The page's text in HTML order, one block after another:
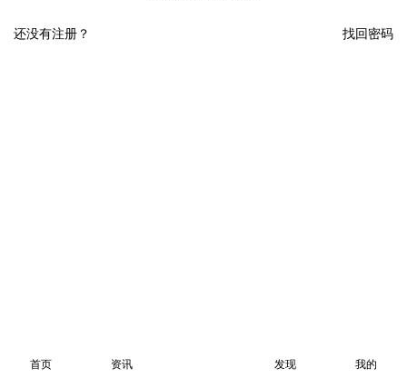
找回密码
还没有注册？
首页 资讯 发现 我的